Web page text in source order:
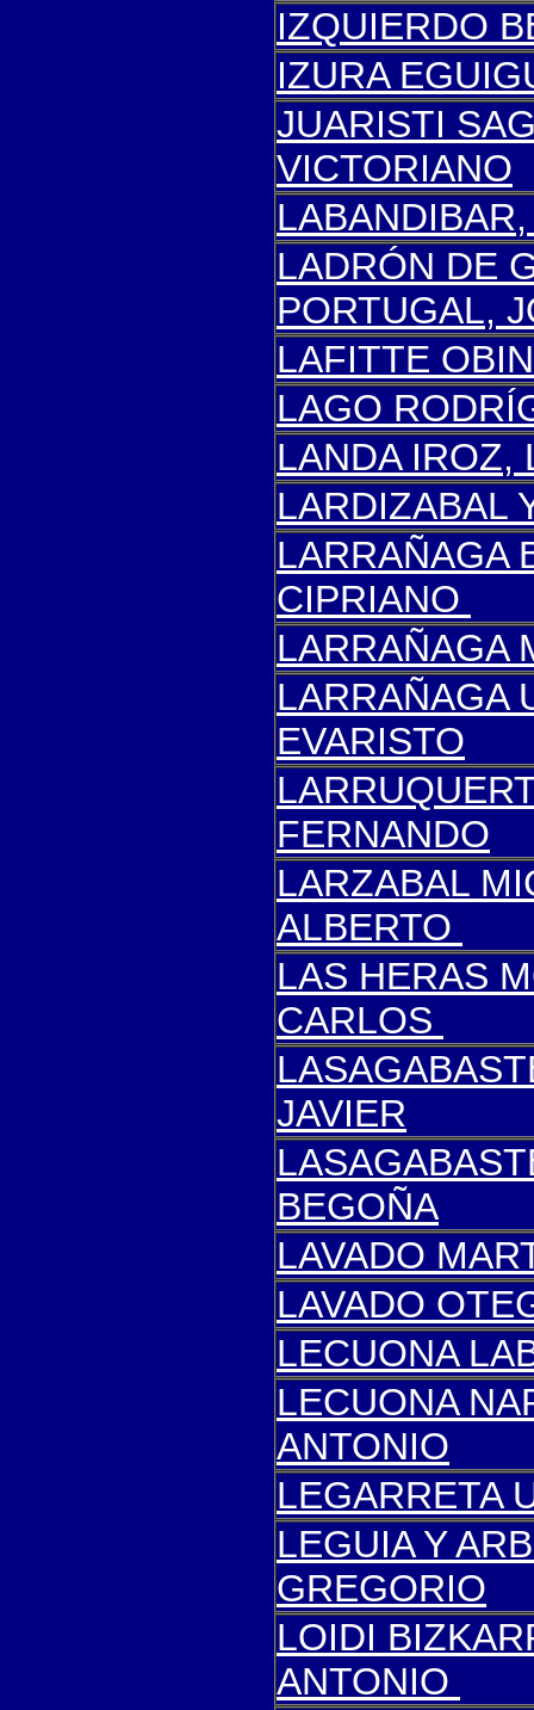
IZQUIERDO
IZURA
JUARISTI
VICTORIANO
LADRÓN DE
PORTUGAL,
LAFITTE
LAGO
LANDA IROZ,
LARDIZABAL
LARRAÑAGA
CIPRIANO
LARRAÑAGA
LARRAÑAGA
EVARISTO
FERNANDO
LARZABAL
ALBERTO
LAS HERAS
CARLOS
JAVIER
BEGOÑA
LAVADO
LAVADO
LECUONA
LECUONA
ANTONIO
LEGARRETA
LEGUIA Y
GREGORIO
LOIDI
ANTONIO